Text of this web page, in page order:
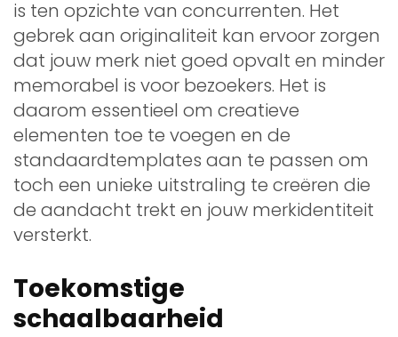
is ten opzichte van concurrenten. Het
gebrek aan originaliteit kan ervoor zorgen
dat jouw merk niet goed opvalt en minder
memorabel is voor bezoekers. Het is
daarom essentieel om creatieve
elementen toe te voegen en de
standaardtemplates aan te passen om
toch een unieke uitstraling te creëren die
de aandacht trekt en jouw merkidentiteit
versterkt.
Toekomstige
schaalbaarheid